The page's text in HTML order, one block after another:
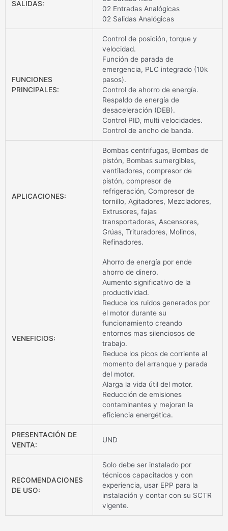
SALIDAS:
02 Entradas Analógicas
02 Salidas Analógicas
FUNCIONES
PRINCIPALES:
Control de posición, torque y
velocidad.
Función de parada de
emergencia, PLC integrado (10k
pasos).
Control de ahorro de energía.
Respaldo de energía de
desaceleración (DEB).
Control PID, multi velocidades.
Control de ancho de banda.
APLICACIONES:
Bombas centrifugas, Bombas de
pistón, Bombas sumergibles,
ventiladores, compresor de
pistón, compresor de
refrigeración, Compresor de
tornillo, Agitadores, Mezcladores,
Extrusores, fajas
transportadoras, Ascensores,
Grúas, Trituradores, Molinos,
Refinadores.
VENEFICIOS:
Ahorro de energía por ende
ahorro de dinero.
Aumento significativo de la
productividad.
Reduce los ruidos generados por
el motor durante su
funcionamiento creando
entornos mas silenciosos de
trabajo.
Reduce los picos de corriente al
momento del arranque y parada
del motor.
Alarga la vida útil del motor.
Reducción de emisiones
contaminantes y mejoran la
eficiencia energética.
PRESENTACIÓN DE
VENTA:
UND
RECOMENDACIONES
DE USO:
Solo debe ser instalado por
técnicos capacitados y con
experiencia, usar EPP para la
instalación y contar con su SCTR
vigente.